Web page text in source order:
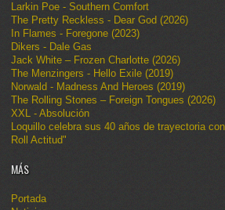
Larkin Poe - Southern Comfort
The Pretty Reckless - Dear God (2026)
In Flames - Foregone (2023)
Dikers - Dale Gas
Jack White – Frozen Charlotte (2026)
The Menzingers - Hello Exile (2019)
Norwald - Madness And Heroes (2019)
The Rolling Stones – Foreign Tongues (2026)
XXL - Absolución
Loquillo celebra sus 40 años de trayectoria
Roll Actitud"
MÁS
Portada